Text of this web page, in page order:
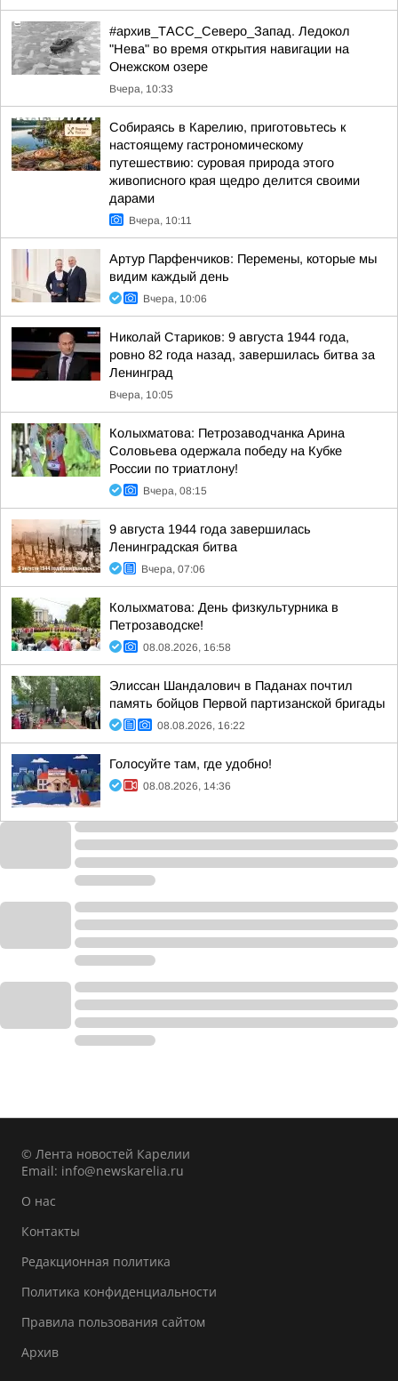
#архив_ТАСС_Северо_Запад. Ледокол
"Нева" во время открытия навигации на
Онежском озере
Вчера, 10:33
Собираясь в Карелию, приготовьтесь к
настоящему гастрономическому
путешествию: суровая природа этого
живописного края щедро делится своими
дарами
Вчера, 10:11
Артур Парфенчиков: Перемены, которые мы
видим каждый день
Вчера, 10:06
Николай Стариков: 9 августа 1944 года,
ровно 82 года назад, завершилась битва за
Ленинград
Вчера, 10:05
Колыхматова: Петрозаводчанка Арина
Соловьева одержала победу на Кубке
России по триатлону!
Вчера, 08:15
9 августа 1944 года завершилась
Ленинградская битва
Вчера, 07:06
Колыхматова: День физкультурника в
Петрозаводске!
08.08.2026, 16:58
Элиссан Шандалович в Паданах почтил
память бойцов Первой партизанской бригады
08.08.2026, 16:22
Голосуйте там, где удобно!
08.08.2026, 14:36
© Лента новостей Карелии
Email: info@newskarelia.ru
О нас
Контакты
Редакционная политика
Политика конфиденциальности
Правила пользования сайтом
Архив